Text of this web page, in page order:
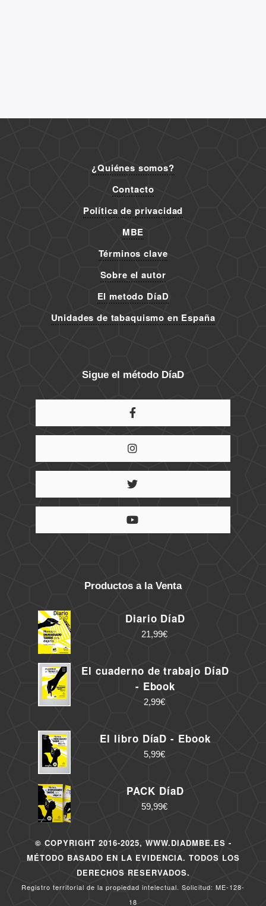
¿Quiénes somos?
Contacto
Política de privacidad
MBE
Términos clave
Sobre el autor
El metodo DíaD
Unidades de tabaquismo en España
Sigue el método DíaD
Productos a la Venta
Diario DíaD
21,99€
El cuaderno de trabajo DíaD
- Ebook
2,99€
El libro DíaD - Ebook
5,99€
PACK DíaD
59,99€
© COPYRIGHT 2016-2025, WWW.DIADMBE.ES -
MÉTODO BASADO EN LA EVIDENCIA. TODOS LOS
DERECHOS RESERVADOS.
Registro territorial de la propiedad intelectual. Solicitud: ME-128-
18